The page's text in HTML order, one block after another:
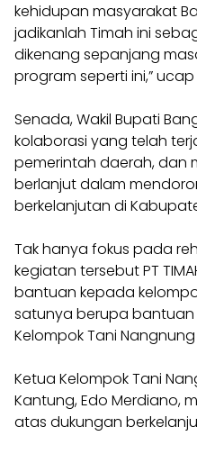
kehidupan masyarakat
jadikanlah Timah ini
dikenang sepanjang
program seperti ini,” ucap
Senada, Wakil Bupati
kolaborasi yang telah
pemerintah daerah, dan
berlanjut dalam
berkelanjutan di
Tak hanya fokus pada
kegiatan tersebut PT
bantuan kepada
satunya berupa
Kelompok Tani
Ketua Kelompok Tani
Kantung, Edo Merdiano,
atas dukungan